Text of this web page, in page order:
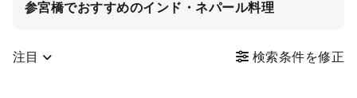
参宮橋でおすすめのインド・ネパール料理
注目 検索条件を修正